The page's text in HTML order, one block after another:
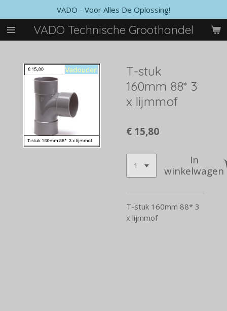
direct
naar
de
VADO Technische Groothandel
VADO - Voor Alles De Oplossing!
T-stuk
160mm 88* 3
x lijmmof
€ 15,80
In
winkelwagen
T-stuk 160mm 88* 3
x lijmmof